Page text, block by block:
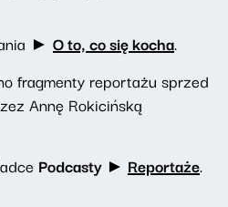
► O to, co się kocha.
fragmenty reportażu sprzed
Annę Rokicińską
Podcasty ► Reportaże.